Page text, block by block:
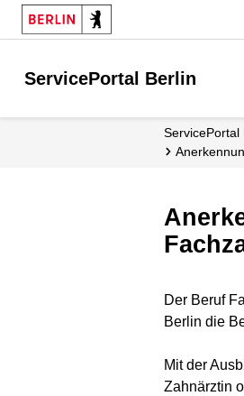
ServicePortal Berlin
Der Beruf
Berlin die
Mit der
Zahnärztin